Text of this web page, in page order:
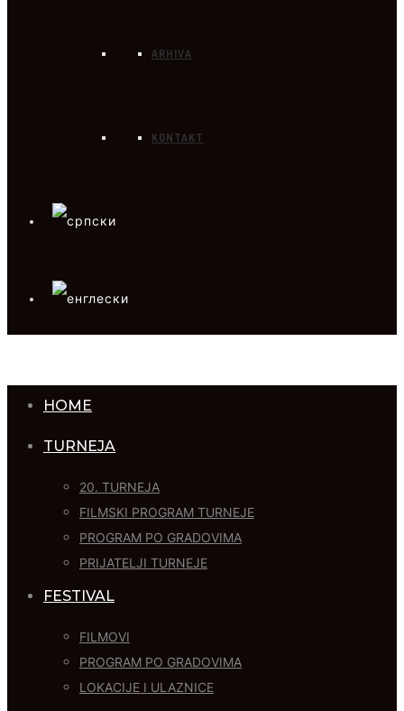
ARHIVA
KONTAKT
HOME
TURNEJA
20. TURNEJA
FILMSKI PROGRAM TURNEJE
PROGRAM PO GRADOVIMA
PRIJATELJI TURNEJE
FESTIVAL
FILMOVI
PROGRAM PO GRADOVIMA
LOKACIJE I ULAZNICE